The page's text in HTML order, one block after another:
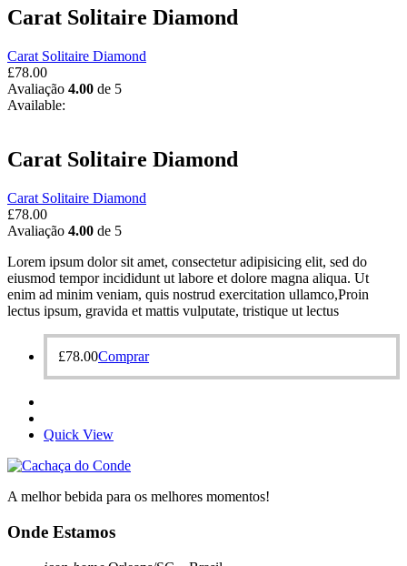
Carat Solitaire Diamond
Carat Solitaire Diamond
£78.00
Avaliação 4.00 de 5
Available:
Carat Solitaire Diamond
Carat Solitaire Diamond
£78.00
Avaliação 4.00 de 5
Lorem ipsum dolor sit amet, consectetur adipisicing elit, sed do
eiusmod tempor incididunt ut labore et dolore magna aliqua. Ut
enim ad minim veniam, quis nostrud exercitation ullamco,Proin
lectus ipsum, gravida et mattis vulputate, tristique ut lectus
£78.00Comprar
Quick View
A melhor bebida para os melhores momentos!
Onde Estamos